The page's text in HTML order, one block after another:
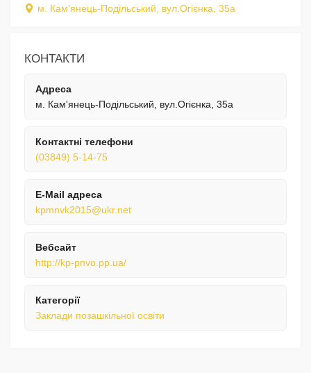
м. Кам'янець-Подільський, вул.Огієнка, 35а
КОНТАКТИ
Адреса
м. Кам'янець-Подільський, вул.Огієнка, 35а
Контактні телефони
(03849) 5-14-75
E-Mail адреса
kpmnvk2015@ukr.net
Вебсайт
http://kp-pnvo.pp.ua/
Категорії
Заклади позашкільної освіти